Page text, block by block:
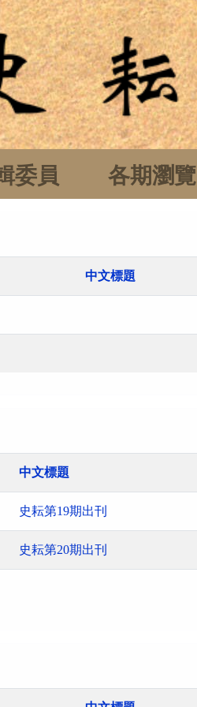
委員 各期瀏覽
中文標題
中文標題
史耘第19期出刊
史耘第20期出刊